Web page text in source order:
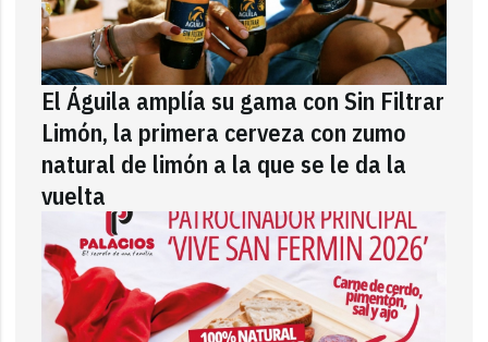
El Águila amplía su gama con Sin Filtrar
Limón, la primera cerveza con zumo
natural de limón a la que se le da la
vuelta